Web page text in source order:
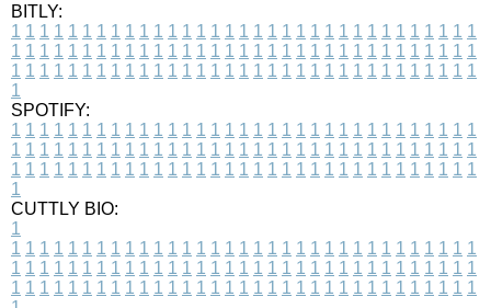
BITLY:
1 1 1 1 1 1 1 1 1 1 1 1 1 1 1 1 1 1 1 1 1 1 1 1 1 1 1 1 1 1 1 1 1
1 1 1 1 1 1 1 1 1 1 1 1 1 1 1 1 1 1 1 1 1 1 1 1 1 1 1 1 1 1 1 1 1
1 1 1 1 1 1 1 1 1 1 1 1 1 1 1 1 1 1 1 1 1 1 1 1 1 1 1 1 1 1 1 1 1
1
SPOTIFY:
1 1 1 1 1 1 1 1 1 1 1 1 1 1 1 1 1 1 1 1 1 1 1 1 1 1 1 1 1 1 1 1 1
1 1 1 1 1 1 1 1 1 1 1 1 1 1 1 1 1 1 1 1 1 1 1 1 1 1 1 1 1 1 1 1 1
1 1 1 1 1 1 1 1 1 1 1 1 1 1 1 1 1 1 1 1 1 1 1 1 1 1 1 1 1 1 1 1 1
1
CUTTLY BIO:
1
1 1 1 1 1 1 1 1 1 1 1 1 1 1 1 1 1 1 1 1 1 1 1 1 1 1 1 1 1 1 1 1 1
1 1 1 1 1 1 1 1 1 1 1 1 1 1 1 1 1 1 1 1 1 1 1 1 1 1 1 1 1 1 1 1 1
1 1 1 1 1 1 1 1 1 1 1 1 1 1 1 1 1 1 1 1 1 1 1 1 1 1 1 1 1 1 1 1 1